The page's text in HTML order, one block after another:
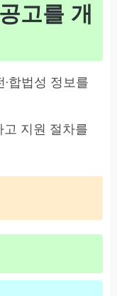
고를 개
합법성 정보를
지원 절차를